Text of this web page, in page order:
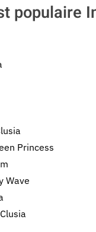
populaire
Princess
Wave